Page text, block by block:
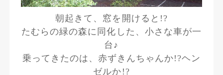
朝起きて、窓を開けると!?
たむらの緑の森に同化した、小さな車が一
台♪
乗ってきたのは、赤ずきんちゃんか!?ヘン
ゼルか!?